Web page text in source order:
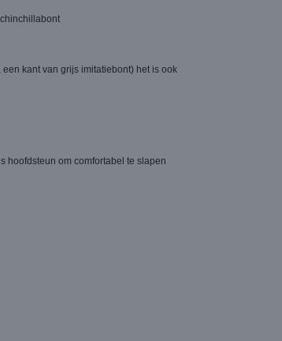
kant van grijs imitatiebont) het is ook
hoofdsteun om comfortabel te slapen